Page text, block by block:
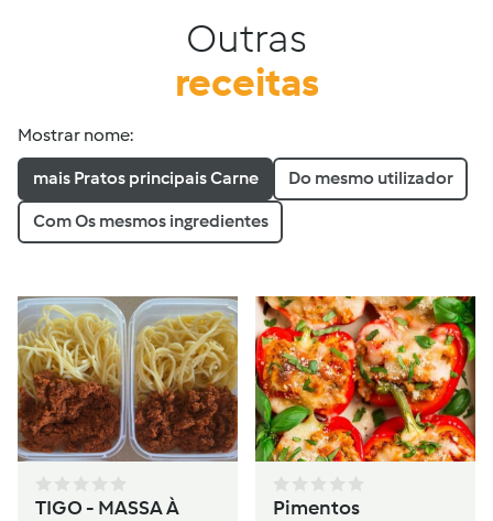
Outras
receitas
Mostrar nome:
mais Pratos principais Carne Do mesmo utilizador
Com Os mesmos ingredientes
TIGO - MASSA À
Pimentos